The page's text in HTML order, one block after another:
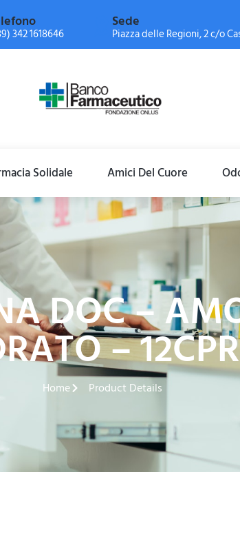
342 1618646
Sede
Piazza delle Regioni, 2 c/o
Solidale Amici Del Cuore
DOC –
–
Home Product Details